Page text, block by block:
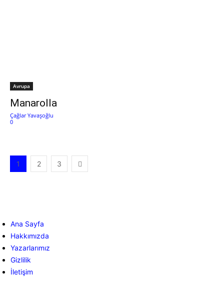
Avrupa
Manarolla
Çağlar Yavaşoğlu
0
1 2 3
Ana Sayfa
Hakkımızda
Yazarlarımız
Gizlilik
İletişim